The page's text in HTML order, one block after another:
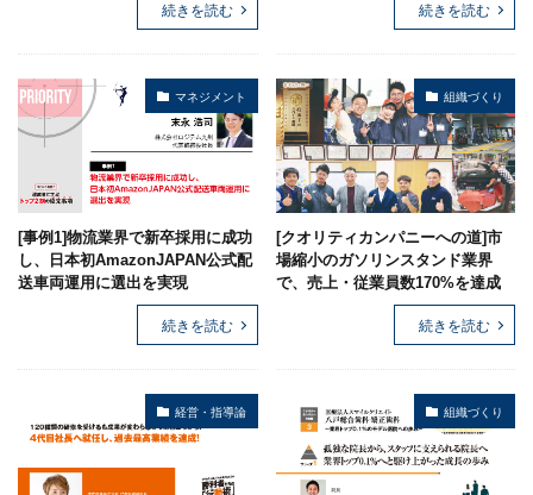
続きを読む 続きを読む
マネジメント
[事例1]物流業界で新卒採用に成功
し、日本初AmazonJAPAN公式配
送車両運用に選出を実現
続きを読む
組織づくり
[クオリティカンパニーへの道]市
場縮小のガソリンスタンド業界
で、売上・従業員数170%を達成
続きを読む
経営・指導論 組織づくり